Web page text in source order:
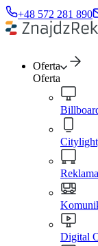
+48 572 281 890
Oferta
Oferta
Digital